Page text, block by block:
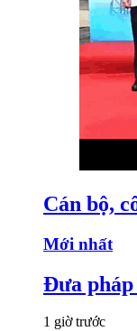
Cán bộ,
Mới nhất
Đưa pháp
1 giờ trước